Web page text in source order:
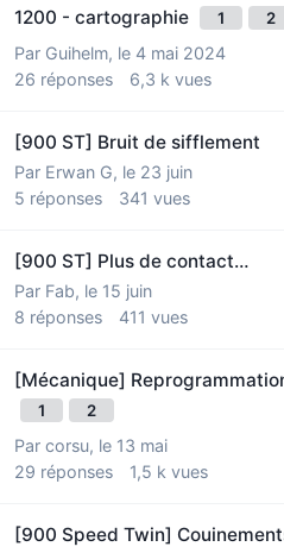
1200 - cartographie
1 2
Par Guihelm, le 4 mai 2024
26 réponses 6,3 k vues
[900 ST] Bruit de sifflement
Par Erwan G, le 23 juin
5 réponses 341 vues
[900 ST] Plus de contact…
Par Fab, le 15 juin
8 réponses 411 vues
[Mécanique]
1 2
Par corsu, le 13 mai
29 réponses 1,5 k vues
[900 Speed Twin]